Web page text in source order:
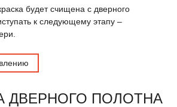
будет счищена с дверного
к следующему этапу –
ДВЕРНОГО ПОЛОТНА